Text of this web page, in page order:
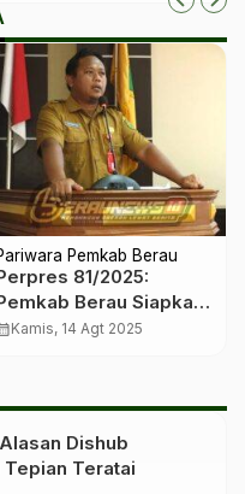
Pemkab Berau
81/2025:
Berau Siapkan
Khusus untuk
Kamis, 14 Agt 2025
Dishub
Teratai